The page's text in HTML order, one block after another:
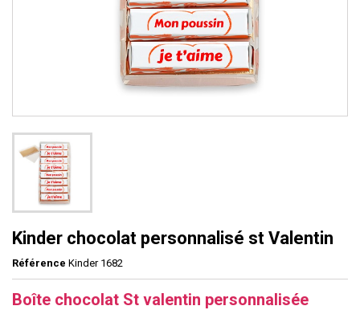
Kinder chocolat personnalisé st Valentin
Référence Kinder 1682
Boîte chocolat St valentin personnalisée